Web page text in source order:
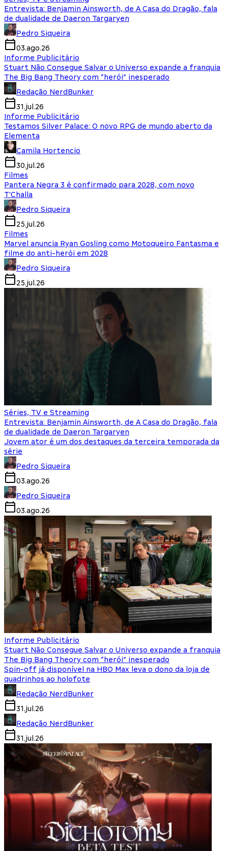
Entrevista: Benjamin Ainsworth, de A Casa do Dragão, fala
de dualidade de Daeron Targaryen
Pedro Siqueira
03.ago.26
Informe Publicitário
Stuart Não Consegue Salvar o Universo expande a franquia
The Big Bang Theory com “herói” inesperado
Redação NerdBunker
31.jul.26
Informe Publicitário
Testamos Silver Palace: O novo RPG de mundo aberto da
Elementa
Camila Hortencio
30.jul.26
Filmes
Pantera Negra 3 é confirmado para 2028, com novo
T'Challa
Pedro Siqueira
25.jul.26
Filmes
Marvel anuncia Ryan Gosling como Motoqueiro Fantasma e
filme do anti-herói em 2028
Pedro Siqueira
25.jul.26
Séries, TV e Streaming
Entrevista: Benjamin Ainsworth, de A Casa do Dragão, fala
de dualidade de Daeron Targaryen
Jovem ator é um dos destaques da terceira temporada da
série
Pedro Siqueira
03.ago.26
Pedro Siqueira
03.ago.26
Informe Publicitário
Stuart Não Consegue Salvar o Universo expande a franquia
The Big Bang Theory com “herói” inesperado
Spin-off já disponível na HBO Max leva o dono da loja de
quadrinhos ao holofote
Redação NerdBunker
31.jul.26
Redação NerdBunker
31.jul.26